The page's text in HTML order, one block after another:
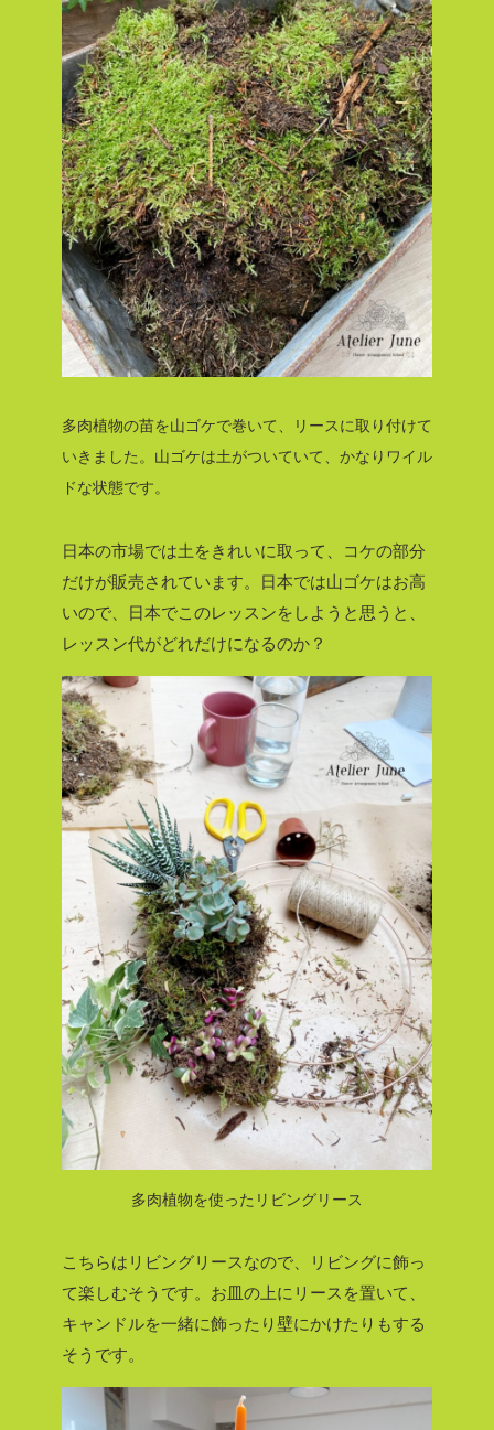
多肉植物の苗を山ゴケで巻いて、リースに取り付けて
いきました。山ゴケは土がついていて、かなりワイル
ドな状態です。
日本の市場では土をきれいに取って、コケの部分
だけが販売されています。日本では山ゴケはお高
いので、日本でこのレッスンをしようと思うと、
レッスン代がどれだけになるのか？
多肉植物を使ったリビングリース
こちらはリビングリースなので、リビングに飾っ
て楽しむそうです。お皿の上にリースを置いて、
キャンドルを一緒に飾ったり壁にかけたりもする
そうです。